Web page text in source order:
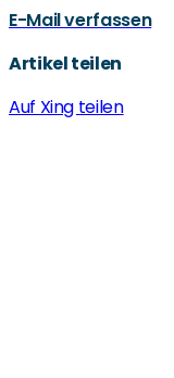
E-Mail verfassen
Artikel teilen
Auf Xing teilen